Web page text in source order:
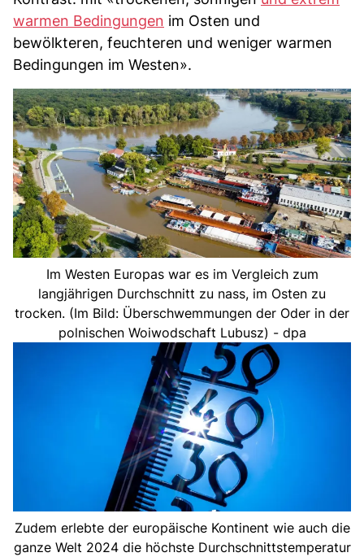
warmen Bedingungen im Osten und
bewölkteren, feuchteren und weniger warmen
Bedingungen im Westen».
Im Westen Europas war es im Vergleich zum
langjährigen Durchschnitt zu nass, im Osten zu
trocken. (Im Bild: Überschwemmungen der Oder in der
polnischen Woiwodschaft Lubusz) - dpa
Zudem erlebte der europäische Kontinent wie auch die
ganze Welt 2024 die höchste Durchschnittstemperatur